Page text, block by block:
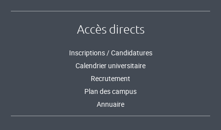
Accès directs
Inscriptions / Candidatures
Calendrier universitaire
Recrutement
Plan des campus
Annuaire